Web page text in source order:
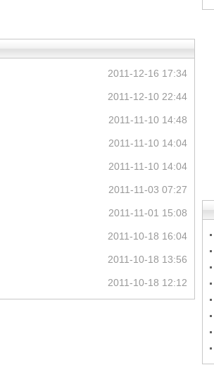
2011-12-16 17:34
2011-12-10 22:44
2011-11-10 14:48
2011-11-10 14:04
2011-11-10 14:04
2011-11-03 07:27
2011-11-01 15:08
2011-10-18 16:04
2011-10-18 13:56
2011-10-18 12:12